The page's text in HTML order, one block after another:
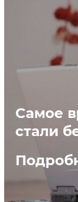
Самое
стали